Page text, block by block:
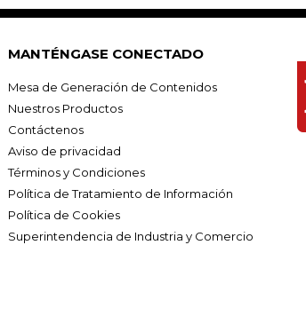
MANTÉNGASE CONECTADO
Mesa de Generación de Contenidos
Nuestros Productos
Contáctenos
Aviso de privacidad
Términos y Condiciones
Política de Tratamiento de Información
Política de Cookies
Superintendencia de Industria y Comercio